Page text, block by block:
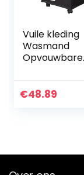
Vuile kleding
Wasmand
Opvouwbare
Waterdichte
€48.89